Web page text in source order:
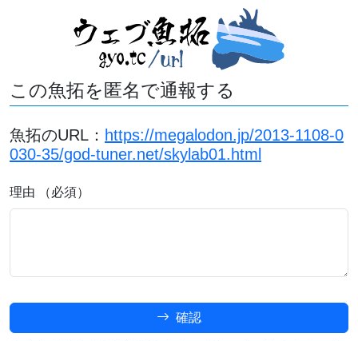
この魚拓を匿名で通報する
魚拓のURL： https://megalodon.jp/2013-1108-0
030-35/god-tuner.net/skylab01.html
理由 （必須）
確認